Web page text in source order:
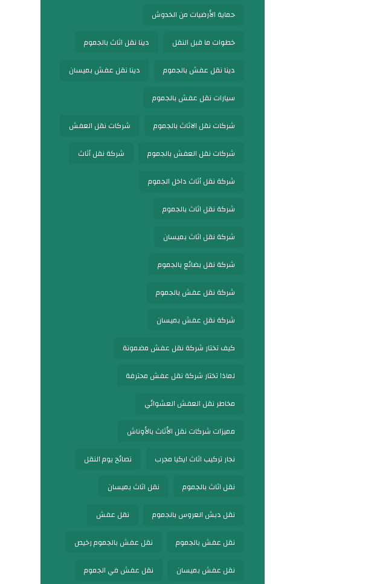
حماية الأرضيات من الخدوش
خطوات ما قبل النقل دينا نقل اثاث بالجموم
دينا نقل عفش بالجموم دينا نقل عفش بميسان
سيارات نقل عفش بالجموم
شركات نقل الاثاث بالجموم شركات نقل العفش
شركات نقل العفش بالجموم شركة نقل أثاث
شركة نقل أثاث داخل الجموم
شركة نقل اثاث بالجموم
شركة نقل اثاث بميسان
شركة نقل بضائع بالجموم
شركة نقل عفش بالجموم
شركة نقل عفش بميسان
كيف تختار شركة نقل عفش مضمونة
لماذا تختار شركة نقل عفش محترفة
مخاطر نقل العفش العشوائي
مميزات شركات نقل الأثاث بالأوناش
نجار تركيب اثاث ايكيا مجرب نصائح يوم النقل
نقل اثاث بالجموم نقل اثاث بميسان
نقل دبش العروس بالجموم نقل عفش
نقل عفش بالجموم نقل عفش بالجموم رخيص
نقل عفش بميسان نقل عفش في الجموم